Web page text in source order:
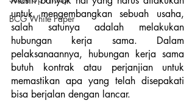
BCG White Paper
untuk mengembangkan sebuah usaha,
salah satunya adalah melakukan
hubungan kerja sama. Dalam
pelaksanaannya, hubungan kerja sama
butuh kontrak atau perjanjian untuk
memastikan apa yang telah disepakati
bisa berjalan dengan lancar.